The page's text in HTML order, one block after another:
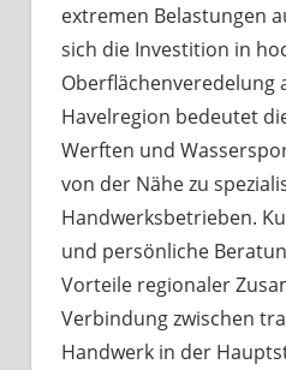
extremen Belastungen
sich die Investition in
Oberflächenveredelung
Havelregion bedeutet
Werften und
von der Nähe zu
Handwerksbetrieben.
und persönliche
Vorteile regionaler
Verbindung zwischen
Handwerk in der